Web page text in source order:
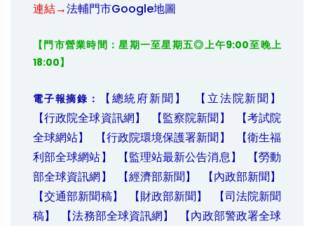
連結→法輔門市Google地圖
【門市營業時間：星期一至星期五◎上午9:00至晚上
18:00】
電子報摘錄： 【總統府新聞】
【立法院新聞】
【行政院全球資訊網】
【監察院新聞】
【考試院
全球網站】
【行政院環境保護署新聞】
【衛生福
利部全球網站】
【監理站最新公告消息】
【勞動
部全球資訊網】
【經濟部新聞】
【內政部新聞】
【交通部新聞稿】
【財政部新聞】
【司法院新聞
稿】
【法務部全球資訊網】 【內政部警政署全球